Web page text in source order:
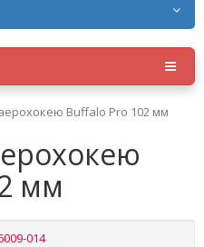
Buffalo Pro 102 мм
мм
014